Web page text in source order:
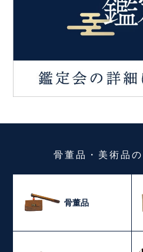
骨董品・美術品の
骨董品